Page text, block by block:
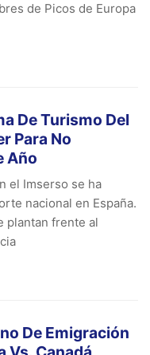
de Picos de Europa
De Turismo Del
Para No
Año
el Imserso se ha
nacional en España.
plantan frente al
De Emigración